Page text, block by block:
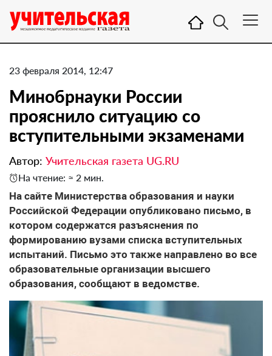
23 февраля 2014, 12:47
Минобрнауки России
прояснило ситуацию со
вступительными экзаменами
Автор: Учительская газета UG.RU
На чтение: ≈ 2 мин.
На сайте Министерства образования и науки
Российской Федерации опубликовано письмо, в
котором содержатся разъяснения по
формированию вузами списка вступительных
испытаний. Письмо это также направлено во все
образовательные организации высшего
образования, сообщают в ведомстве.